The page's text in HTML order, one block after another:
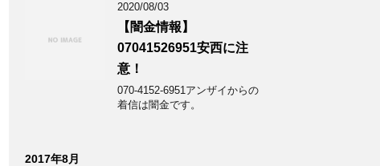
2020/08/03
【闇金情報】
07041526951安西に注
意！
070-4152-6951アンザイからの
着信は闇金です。
2017年8月